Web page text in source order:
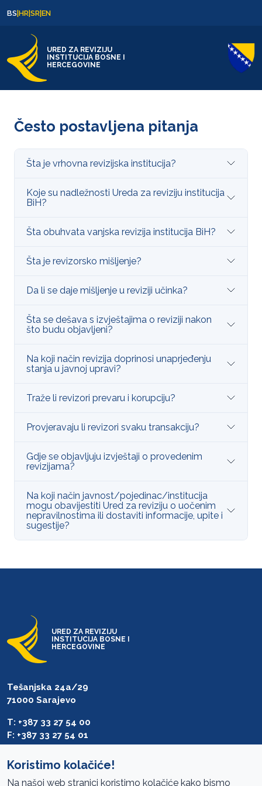
BS|HR|SR|EN
URED ZA REVIZIJU
INSTITUCIJA BOSNE I
HERCEGOVINE
Često postavljena pitanja
Šta je vrhovna revizijska institucija?
Koje su nadležnosti Ureda za reviziju institucija
BiH?
Šta obuhvata vanjska revizija institucija BiH?
Šta je revizorsko mišljenje?
Da li se daje mišljenje u reviziji učinka?
Šta se dešava s izvještajima o reviziji nakon
što budu objavljeni?
Na koji način revizija doprinosi unaprjeđenju
stanja u javnoj upravi?
Traže li revizori prevaru i korupciju?
Provjeravaju li revizori svaku transakciju?
Gdje se objavljuju izvještaji o provedenim
revizijama?
Na koji način javnost/pojedinac/institucija
mogu obavijestiti Ured za reviziju o uočenim
nepravilnostima ili dostaviti informacije, upite i
sugestije?
URED ZA REVIZIJU
INSTITUCIJA BOSNE I
HERCEGOVINE
Tešanjska 24a/29
71000 Sarajevo
T: +387 33 27 54 00
F: +387 33 27 54 01
Koristimo kolačiće!
Na našoj web stranici koristimo kolačiće kako bismo